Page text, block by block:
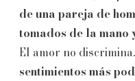
de una pareja de
tomados de la mano
El amor no
sentimientos más